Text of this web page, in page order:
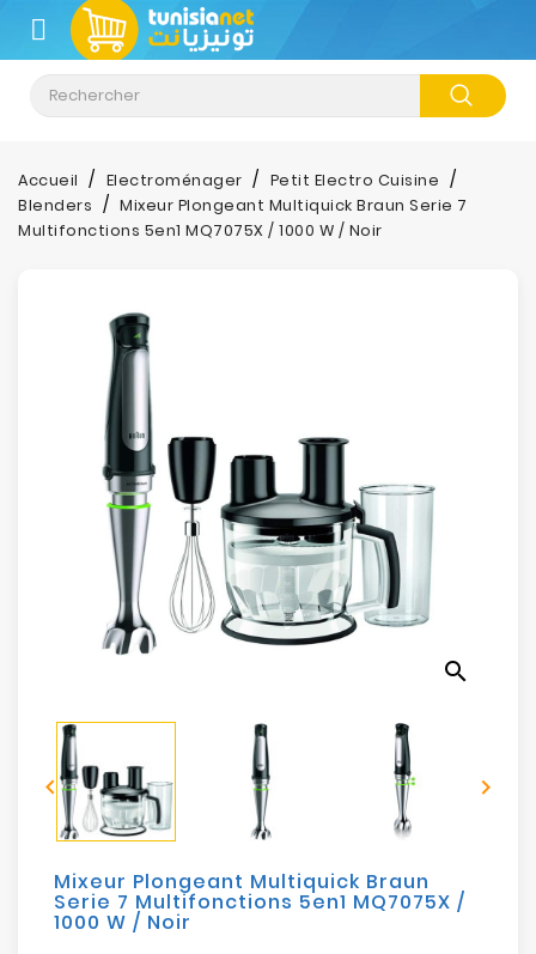
CATÉGORIE
Accueil Electroménager
Petit Electro Cuisine
Blenders
Mixeur Plongeant Multiquick Braun Serie 7
Multifonctions 5en1 MQ7075X / 1000 W / Noir
search
 
Mixeur Plongeant Multiquick Braun
Serie 7 Multifonctions 5en1 MQ7075X /
1000 W / Noir